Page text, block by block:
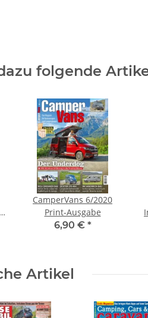
folgende
CamperVans 6/2020
Print-Ausgabe
6,90 € *
Artikel